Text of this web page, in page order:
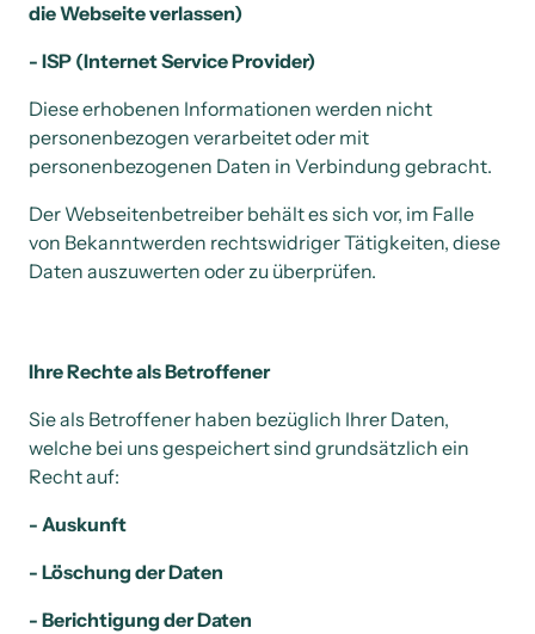
die Webseite verlassen)
- ISP (Internet Service Provider)
Diese erhobenen Informationen werden nicht
personenbezogen verarbeitet oder mit
personenbezogenen Daten in Verbindung gebracht.
Der Webseitenbetreiber behält es sich vor, im Falle
von Bekanntwerden rechtswidriger Tätigkeiten, diese
Daten auszuwerten oder zu überprüfen.
Ihre Rechte als Betroffener
Sie als Betroffener haben bezüglich Ihrer Daten,
welche bei uns gespeichert sind grundsätzlich ein
Recht auf:
- Auskunft
- Löschung der Daten
- Berichtigung der Daten